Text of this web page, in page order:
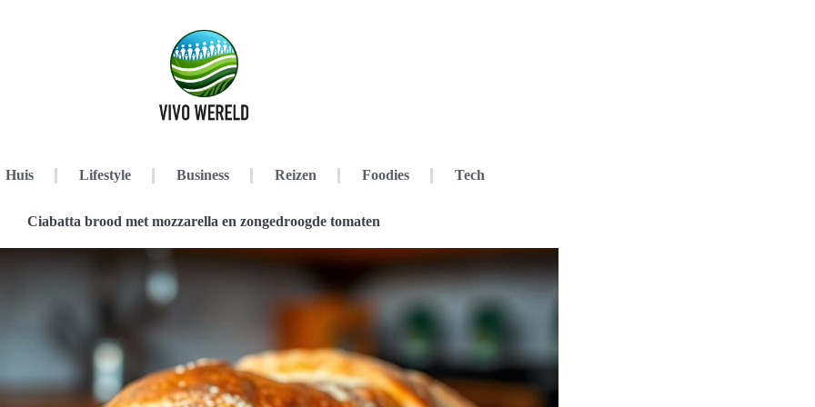
Huis Lifestyle Business Reizen Foodies Tech
Ciabatta brood met mozzarella en zongedroogde tomaten